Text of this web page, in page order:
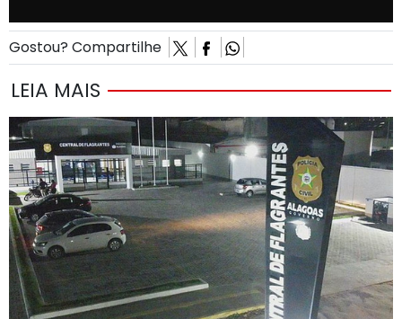
Gostou? Compartilhe
LEIA MAIS